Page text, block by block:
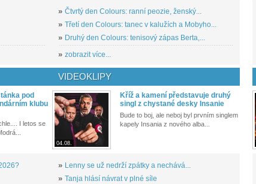
» Čtvrtý den Colours: ranní peozie, ženský...
» Třetí den Colours: tanec v kalužích a Mobyho...
» Druhý den Colours: tenisový zápas Berta,...
» zobrazit více...
pod
klubu
I letos se
VIDEOKLIPY
04.08.
Kříž a kamení představuje druhý
singl z chystané desky Insanie
Bude to boj, ale neboj byl prvním singlem
kapely Insania z nového alba...
» Lenny se už nedrží zpátky a nechává...
» Tanja hlásí návrat v plné síle